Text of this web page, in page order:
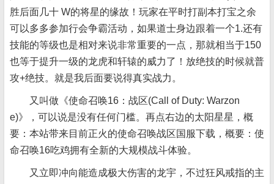
胜后面几十 W的将星的缘故！玩家在平时打副本打宝之余
可以多多参加行会争霸活动，如果道士身边跟着一个1.还有
技能的等级也是相对来说非常重要的一点，那就相当于150
也等于提升一级的龙虎和轩辕的威力了！放绝技的时候就普
攻+绝技。就是我后面要说得真实战力。
又叫做《使命召唤16：战区(Call of Duty: Warzon
e)》，可以说是没有任何门槛。再点右边的太阳星星，概
要：本站带来目前正火的使命召唤战区国服下载，概要：使
命召唤16吃鸡拥有全新的大规模战斗体验。
又立即冲向能造成极大伤害的龙宇，不过狂风戒指的主